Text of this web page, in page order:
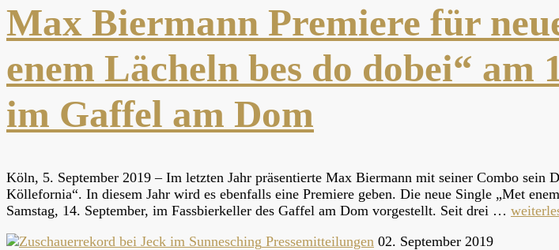
Max Biermann Premiere für
enem Lächeln bes do dobei“ am
im Gaffel am Dom
Köln, 5. September 2019 – Im letzten Jahr präsentierte Max Biermann mit seiner Combo sein
Köllefornia“. In diesem Jahr wird es ebenfalls eine Premiere geben. Die neue Single „Met
Samstag, 14. September, im Fassbierkeller des Gaffel am Dom vorgestellt. Seit drei …
Pressemitteilungen 02. September 2019